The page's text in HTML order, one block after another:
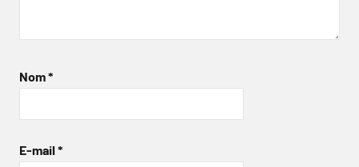
Nom*
E-mail *